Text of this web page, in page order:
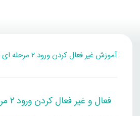
آموزش غیر فعال کردن ورود ۲ مرحله ای فورتنایت
فعال و غیر فعال کردن ورود ۲ مرحله ای فورتنایت